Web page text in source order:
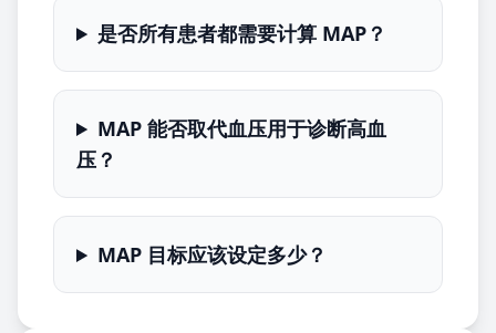
是否所有患者都需要计算 MAP？
MAP 能否取代血压用于诊断高血
压？
MAP 目标应该设定多少？